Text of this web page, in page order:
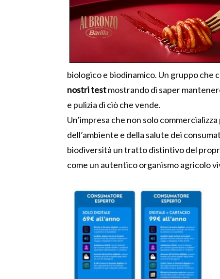
biologico e biodinamico. Un gruppo che
nostri testmostrando di saper
e pulizia di ciò che vende.
Un’impresa che non solo
dell’ambiente e della salute dei
biodiversità un tratto distintivo del
come un autentico organismo agricolo